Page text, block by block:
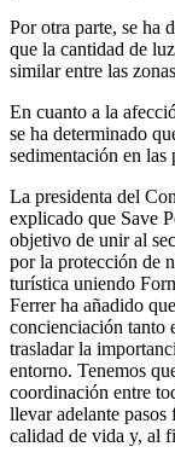
Por otra parte, se ha
que la cantidad de
similar entre las
En cuanto a la
se ha determinado
sedimentación en las
La presidenta del
explicado que Save
objetivo de unir al
por la protección de
turística uniendo
Ferrer ha añadido
concienciación tanto
trasladar la
entorno. Tenemos
coordinación entre
llevar adelante pasos
calidad de vida y, al